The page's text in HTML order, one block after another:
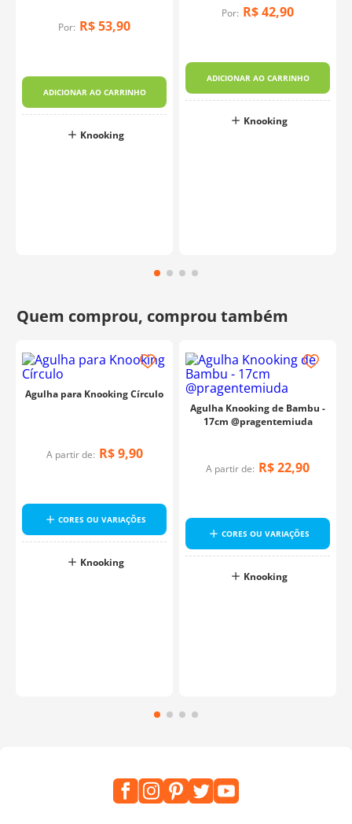
Por: R$53,90
ADICIONAR AO CARRINHO
Knooking
Por: R$42,90
ADICIONAR AO CARRINHO
Knooking
Agulha para Knooking Círculo
A partir de: R$ 9,90
CORES OU VARIAÇÕES
Knooking
Agulha Knooking de Bambu -
17cm @pragentemiuda
A partir de: R$22,90
CORES OU VARIAÇÕES
Knooking